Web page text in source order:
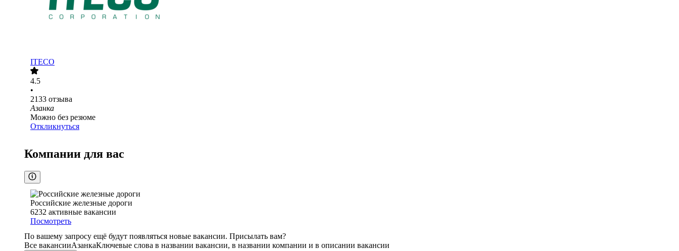
ITECO
4.5
•
2133 отзыва
Азанка
Можно без резюме
Откликнуться
Компании для вас
Российские железные дороги
6232 активные вакансии
Посмотреть
По вашему запросу ещё будут появляться новые вакансии. Присылать вам?
Все вакансииАзанкаКлючевые слова в названии вакансии, в названии компании и в описании вакансии